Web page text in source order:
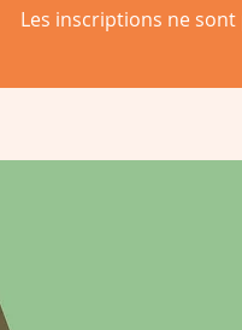
Les inscriptions ne